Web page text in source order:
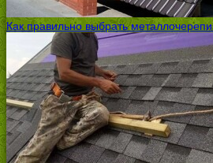
Как правильно выбрать